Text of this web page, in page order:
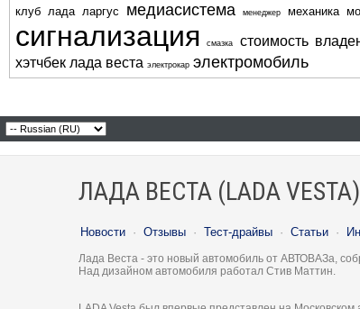
клуб лада ларгус медиасистема менеджер механика
сигнализация смазка стоимость
хэтчбек лада веста электрокар электромобиль
ЛАДА ВЕСТА (LADA VESTA)
Новости · Отзывы · Тест-драйвы · Статьи ·
Лада Веста - это новый автомобиль от АВТОВАЗа,
Над дизайном автомобиля работал Стив Маттин.